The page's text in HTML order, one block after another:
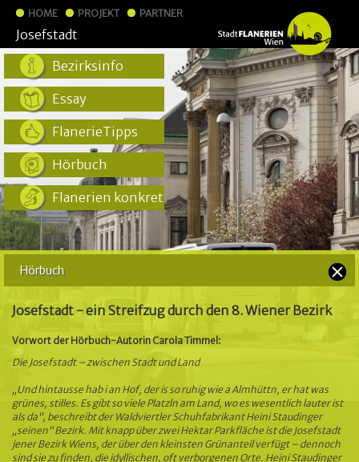
HOME PROJEKT PARTNER
Josefstadt
Bezirksinfo
Essay
FlanerieTipps
Hörbuch
Flanerien konkret
Hörbuch
Josefstadt - ein Streifzug durch den 8. Wiener Bezirk
Vorwort der Hörbuch-Autorin Carola Timmel:
Die Josefstadt – zwischen Stadt und Land
„Und hintausse hab i an Hof, der is so ruhig wie a Almhüttn, er hat was
grünes, stilles. Es gibt so viele Platzln am Land, wo es wesentlich lauter ist
als da“, beschreibt der Waldviertler Schuhfabrikant Heini Staudinger
„seinen“ Bezirk. Mit knapp über zwei Hektar Parkfläche ist die Josefstadt
jener Bezirk Wiens, der über den kleinsten Grünanteil verfügt – dennoch
sind sie zu finden, die idyllischen, oft verborgenen Orte. Heini Staudinger